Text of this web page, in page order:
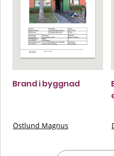
Brand i byggnad
Östlund Magnus